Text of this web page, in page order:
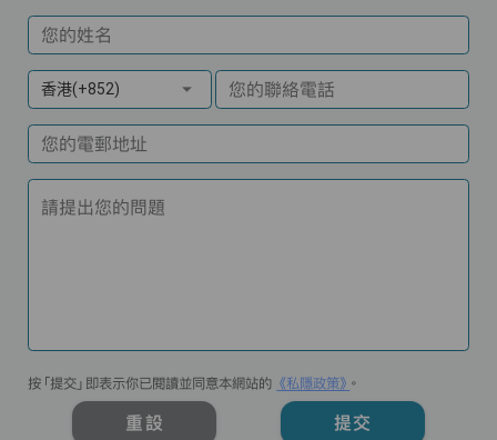
您的姓名
香港(+852) 您的聯絡電話
您的電郵地址
請提出您的問題
按「提交」即表示你已閱讀並同意本網站的 《私隱政策》 。
重設 提交